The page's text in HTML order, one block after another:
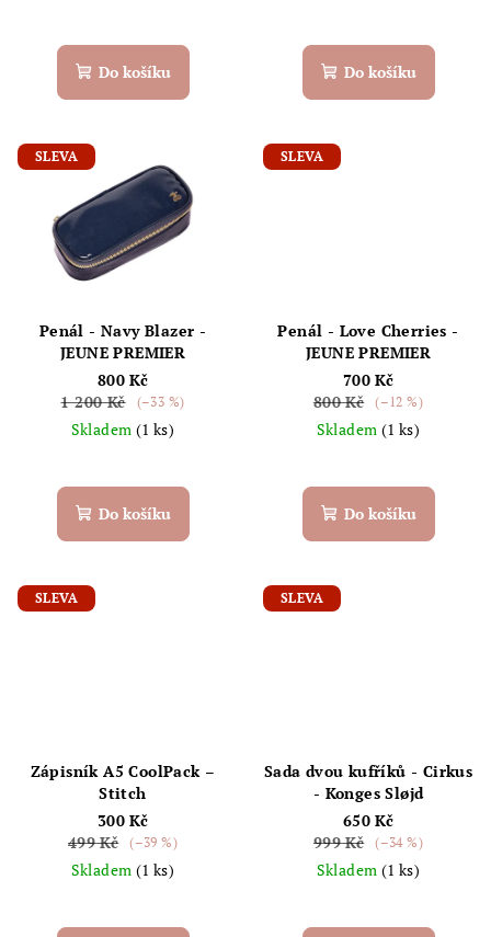
Do košíku Do košíku
SLEVA
Penál - Navy Blazer -
JEUNE PREMIER
800 Kč
1 200 Kč
(–33 %)
Skladem (1 ks)
Do košíku
SLEVA
Penál - Love Cherries -
JEUNE PREMIER
700 Kč
800 Kč
(–12 %)
Skladem (1 ks)
Do košíku
SLEVA
Zápisník A5 CoolPack –
Stitch
300 Kč
499 Kč
(–39 %)
Skladem (1 ks)
SLEVA
Sada dvou kufříků - Cirkus
- Konges Sløjd
650 Kč
999 Kč
(–34 %)
Skladem (1 ks)